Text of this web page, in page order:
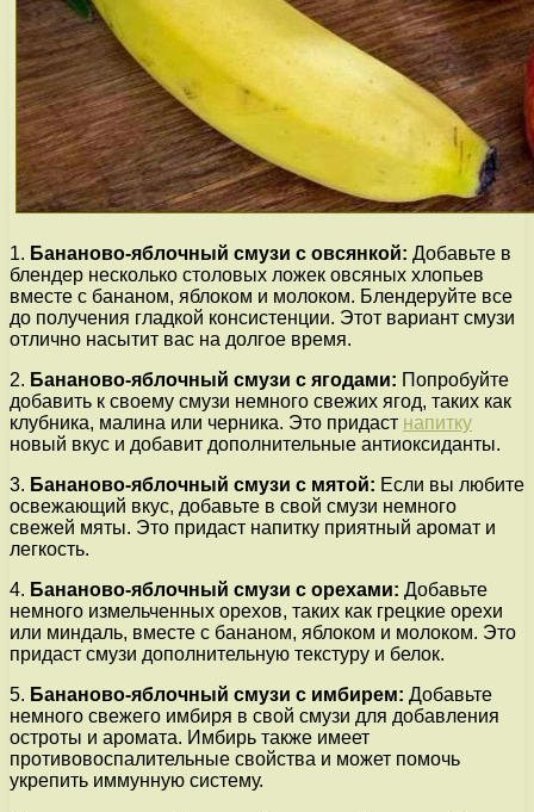
1. Бананово-яблочный смузи с овсянкой: Добавьте в
блендер несколько столовых ложек овсяных хлопьев
вместе с бананом, яблоком и молоком. Блендеруйте все
до получения гладкой консистенции. Этот вариант смузи
отлично насытит вас на долгое время.
2. Бананово-яблочный смузи с ягодами: Попробуйте
добавить к своему смузи немного свежих ягод, таких как
клубника, малина или черника. Это придаст напитку
новый вкус и добавит дополнительные антиоксиданты.
3. Бананово-яблочный смузи с мятой: Если вы любите
освежающий вкус, добавьте в свой смузи немного
свежей мяты. Это придаст напитку приятный аромат и
легкость.
4. Бананово-яблочный смузи с орехами: Добавьте
немного измельченных орехов, таких как грецкие орехи
или миндаль, вместе с бананом, яблоком и молоком. Это
придаст смузи дополнительную текстуру и белок.
5. Бананово-яблочный смузи с имбирем: Добавьте
немного свежего имбиря в свой смузи для добавления
остроты и аромата. Имбирь также имеет
противовоспалительные свойства и может помочь
укрепить иммунную систему.